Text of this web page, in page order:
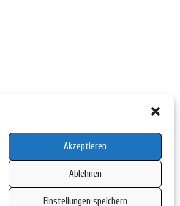
Akzeptieren
Ablehnen
Einstellungen speichern